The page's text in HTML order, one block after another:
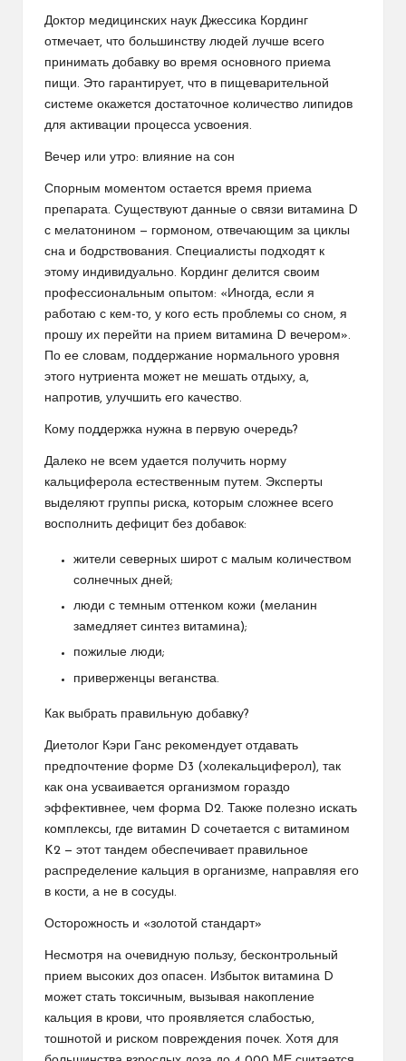
​Доктор медицинских наук Джессика Кординг
отмечает, что большинству людей лучше всего
принимать добавку во время основного приема
пищи. Это гарантирует, что в пищеварительной
системе окажется достаточное количество липидов
для активации процесса усвоения.
​Вечер или утро: влияние на сон
​Спорным моментом остается время приема
препарата. Существуют данные о связи витамина D
с мелатонином — гормоном, отвечающим за циклы
сна и бодрствования. Специалисты подходят к
этому индивидуально. Кординг делится своим
профессиональным опытом: «Иногда, если я
работаю с кем-то, у кого есть проблемы со сном, я
прошу их перейти на прием витамина D вечером».
По ее словам, поддержание нормального уровня
этого нутриента может не мешать отдыху, а,
напротив, улучшить его качество.
​Кому поддержка нужна в первую очередь?
​Далеко не всем удается получить норму
кальциферола естественным путем. Эксперты
выделяют группы риска, которым сложнее всего
восполнить дефицит без добавок:
​жители северных широт с малым количеством
солнечных дней;
​люди с темным оттенком кожи (меланин
замедляет синтез витамина);
​пожилые люди;
​приверженцы веганства.
​Как выбрать правильную добавку?
​Диетолог Кэри Ганс рекомендует отдавать
предпочтение форме D3 (холекальциферол), так
как она усваивается организмом гораздо
эффективнее, чем форма D2. Также полезно искать
комплексы, где витамин D сочетается с витамином
K2 — этот тандем обеспечивает правильное
распределение кальция в организме, направляя его
в кости, а не в сосуды.
​Осторожность и «золотой стандарт»
​Несмотря на очевидную пользу, бесконтрольный
прием высоких доз опасен. Избыток витамина D
может стать токсичным, вызывая накопление
кальция в крови, что проявляется слабостью,
тошнотой и риском повреждения почек. Хотя для